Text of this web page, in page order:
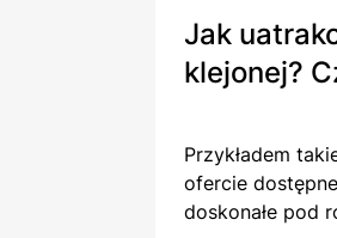
Jak
klejonej?
Przykładem
ofercie
doskonałe pod